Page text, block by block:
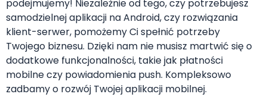
podejmujemy! Niezależnie od tego, czy potrzebujesz
samodzielnej aplikacji na Android, czy rozwiązania
klient-serwer, pomożemy Ci spełnić potrzeby
Twojego biznesu. Dzięki nam nie musisz martwić się o
dodatkowe funkcjonalności, takie jak płatności
mobilne czy powiadomienia push. Kompleksowo
zadbamy o rozwój Twojej aplikacji mobilnej.